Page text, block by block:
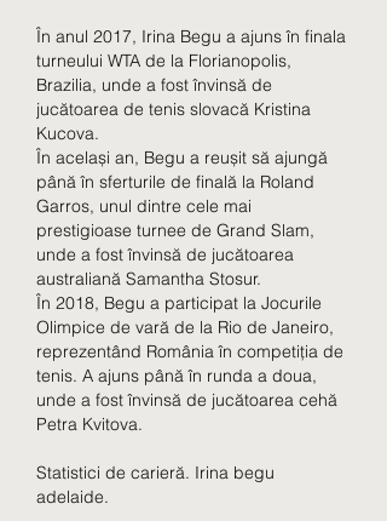
În anul 2017, Irina Begu a ajuns în finala
turneului WTA de la Florianopolis,
Brazilia, unde a fost învinsă de
jucătoarea de tenis slovacă Kristina
Kucova.
În același an, Begu a reușit să ajungă
până în sferturile de finală la Roland
Garros, unul dintre cele mai
prestigioase turnee de Grand Slam,
unde a fost învinsă de jucătoarea
australiană Samantha Stosur.
În 2018, Begu a participat la Jocurile
Olimpice de vară de la Rio de Janeiro,
reprezentând România în competiția de
tenis. A ajuns până în runda a doua,
unde a fost învinsă de jucătoarea cehă
Petra Kvitova.
Statistici de carieră. Irina begu
adelaide.